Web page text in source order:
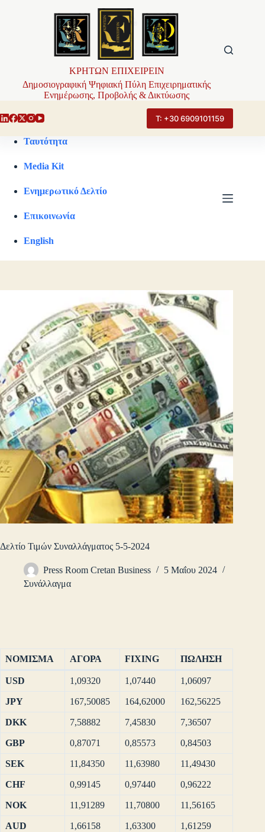
ΚΡΗΤΩΝ ΕΠΙΧΕΙΡΕΙΝ
Δημοσιογραφική Ψηφιακή Πύλη Επιχειρηματικής
Ενημέρωσης, Προβολής & Δικτύωσης
Τ: +30 6909101159
Ταυτότητα
Media Kit
Ενημερωτικό Δελτίο
Επικοινωνία
English
Δελτίο Τιμών Συναλλάγματος 5-5-2024
Press Room Cretan Business
5 Μαΐου 2024
Συνάλλαγμα
ΝΟΜΙΣΜΑ ΑΓΟΡΑ FIXING ΠΩΛΗΣΗ
USD 1,09320 1,07440 1,06097
JPY 167,50085 164,62000 162,56225
DKK 7,58882 7,45830 7,36507
GBP 0,87071 0,85573 0,84503
SEK 11,84350 11,63980 11,49430
CHF 0,99145 0,97440 0,96222
NOK 11,91289 11,70800 11,56165
AUD 1,66158 1,63300 1,61259